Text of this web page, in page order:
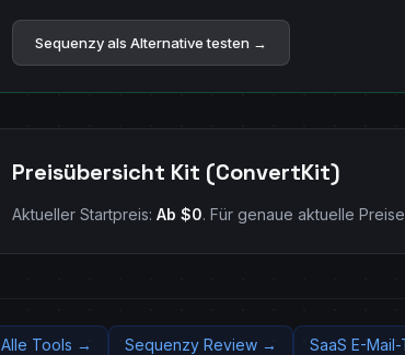
Sequenzy als Alternative testen →
Preisübersicht Kit (ConvertKit)
Aktueller Startpreis: Ab $0. Für genaue aktuelle
Alle Tools → Sequenzy Review → SaaS E-